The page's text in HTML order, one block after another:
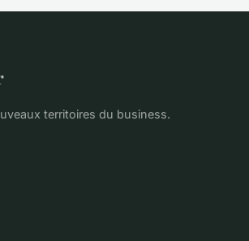
territoires du business.